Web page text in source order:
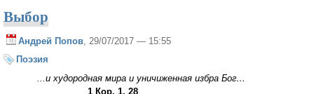
Выбор
Андрей Попов , 29/07/2017 — 15:55
Поэзия
...и худородная мира и уничиженная избра Бог…
1 Кор. 1, 28